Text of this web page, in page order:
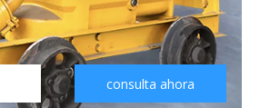
consulta ahora